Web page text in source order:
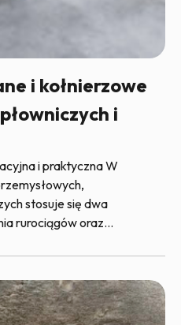
i kołnierzowe
i
i praktyczna W
stosuje się dwa
rurociągów oraz…